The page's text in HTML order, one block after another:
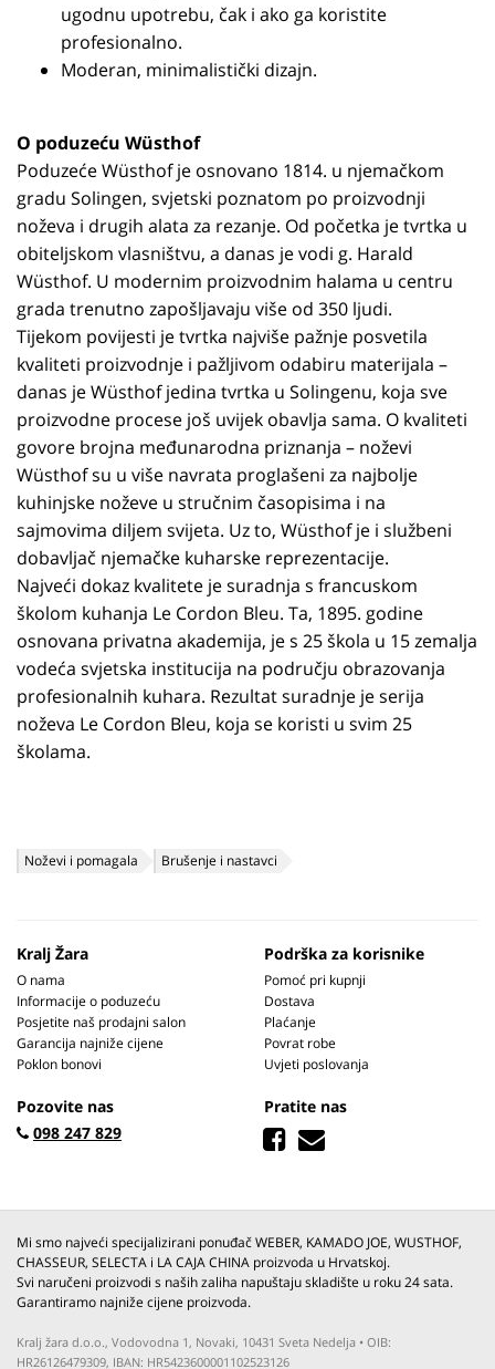
ugodnu upotrebu, čak i ako ga koristite
profesionalno.
Moderan, minimalistički dizajn.
O poduzeću Wüsthof
Poduzeće Wüsthof je osnovano 1814. u njemačkom
gradu Solingen, svjetski poznatom po proizvodnji
noževa i drugih alata za rezanje. Od početka je tvrtka u
obiteljskom vlasništvu, a danas je vodi g. Harald
Wüsthof. U modernim proizvodnim halama u centru
grada trenutno zapošljavaju više od 350 ljudi.
Tijekom povijesti je tvrtka najviše pažnje posvetila
kvaliteti proizvodnje i pažljivom odabiru materijala –
danas je Wüsthof jedina tvrtka u Solingenu, koja sve
proizvodne procese još uvijek obavlja sama. O kvaliteti
govore brojna međunarodna priznanja – noževi
Wüsthof su u više navrata proglašeni za najbolje
kuhinjske noževe u stručnim časopisima i na
sajmovima diljem svijeta. Uz to, Wüsthof je i službeni
dobavljač njemačke kuharske reprezentacije.
Najveći dokaz kvalitete je suradnja s francuskom
školom kuhanja Le Cordon Bleu. Ta, 1895. godine
osnovana privatna akademija, je s 25 škola u 15 zemalja
vodeća svjetska institucija na području obrazovanja
profesionalnih kuhara. Rezultat suradnje je serija
noževa Le Cordon Bleu, koja se koristi u svim 25
školama.
Noževi i pomagala Brušenje i nastavci
Kralj Žara
O nama
Informacije o poduzeću
Posjetite naš prodajni salon
Garancija najniže cijene
Poklon bonovi
Podrška za korisnike
Pomoć pri kupnji
Dostava
Plaćanje
Povrat robe
Uvjeti poslovanja
Pozovite nas
098 247 829
Pratite nas
Mi smo najveći specijalizirani ponuđač WEBER, KAMADO JOE, WUSTHOF,
CHASSEUR, SELECTA i LA CAJA CHINA proizvoda u Hrvatskoj.
Svi naručeni proizvodi s naših zaliha napuštaju skladište u roku 24 sata.
Garantiramo najniže cijene proizvoda.
Kralj žara d.o.o., Vodovodna 1, Novaki, 10431 Sveta Nedelja • OIB:
HR26126479309, IBAN: HR5423600001102523126